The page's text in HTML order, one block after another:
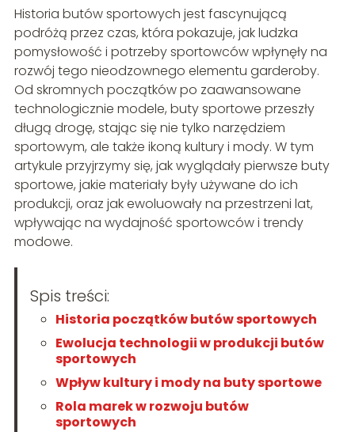
Historia butów sportowych jest fascynującą
podróżą przez czas, która pokazuje, jak ludzka
pomysłowość i potrzeby sportowców wpłynęły na
rozwój tego nieodzownego elementu garderoby.
Od skromnych początków po zaawansowane
technologicznie modele, buty sportowe przeszły
długą drogę, stając się nie tylko narzędziem
sportowym, ale także ikoną kultury i mody. W tym
artykule przyjrzymy się, jak wyglądały pierwsze buty
sportowe, jakie materiały były używane do ich
produkcji, oraz jak ewoluowały na przestrzeni lat,
wpływając na wydajność sportowców i trendy
modowe.
Spis treści:
Historia początków butów sportowych
Ewolucja technologii w produkcji butów
sportowych
Wpływ kultury i mody na buty sportowe
Rola marek w rozwoju butów
sportowych